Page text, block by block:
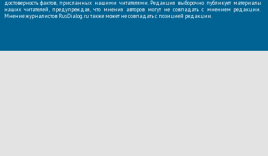
достоверность фактов, присланных нашими читателями. Редакция выборочно публикует материалы
наших читателей, предупреждая, что мнения авторов могут не совпадать с мнением редакции.
Мнение журналистов RusDialog.ru также может не совпадать с позицией редакции.